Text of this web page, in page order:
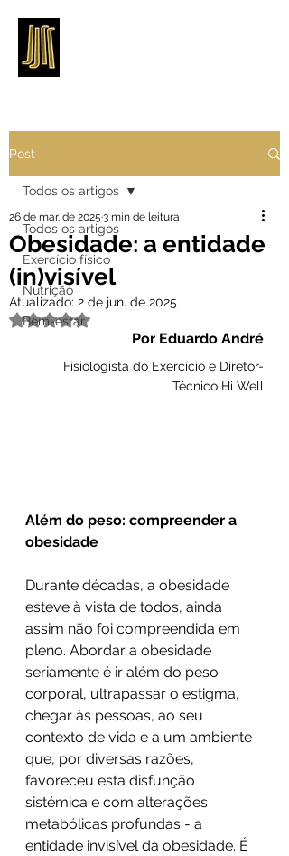
Post
Todos os artigos
Exercício físico
Nutrição
Bem-estar
Todos os artigos
Obesidade: a entidade
(in)visível
26 de mar. de 2025 3 min de leitura
Atualizado: 2 de jun. de 2025
Avaliado com NaN de 5 estrelas.
Por Eduardo André
Fisiologista do Exercício e Diretor-
Técnico Hi Well
Além do peso: compreender a
obesidade
Durante décadas, a obesidade
esteve à vista de todos, ainda
assim não foi compreendida em
pleno. Abordar a obesidade
seriamente é ir além do peso
corporal, ultrapassar o estigma,
chegar às pessoas, ao seu
contexto de vida e a um ambiente
que, por diversas razões,
favoreceu esta disfunção
sistémica e com alterações
metabólicas profundas - a
entidade invisível da obesidade. É